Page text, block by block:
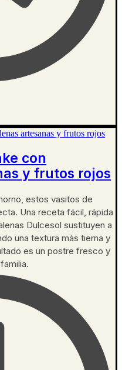
con
y frutos rojos
estos vasitos de
Una receta fácil, rápida
Dulcesol sustituyen a
una textura más tierna y
es un postre fresco y